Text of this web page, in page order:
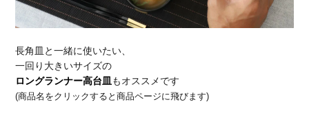
長角皿と一緒に使いたい、
一回り大きいサイズの
ロングランナー高台皿もオススメです
(商品名をクリックすると商品ページに飛びます)